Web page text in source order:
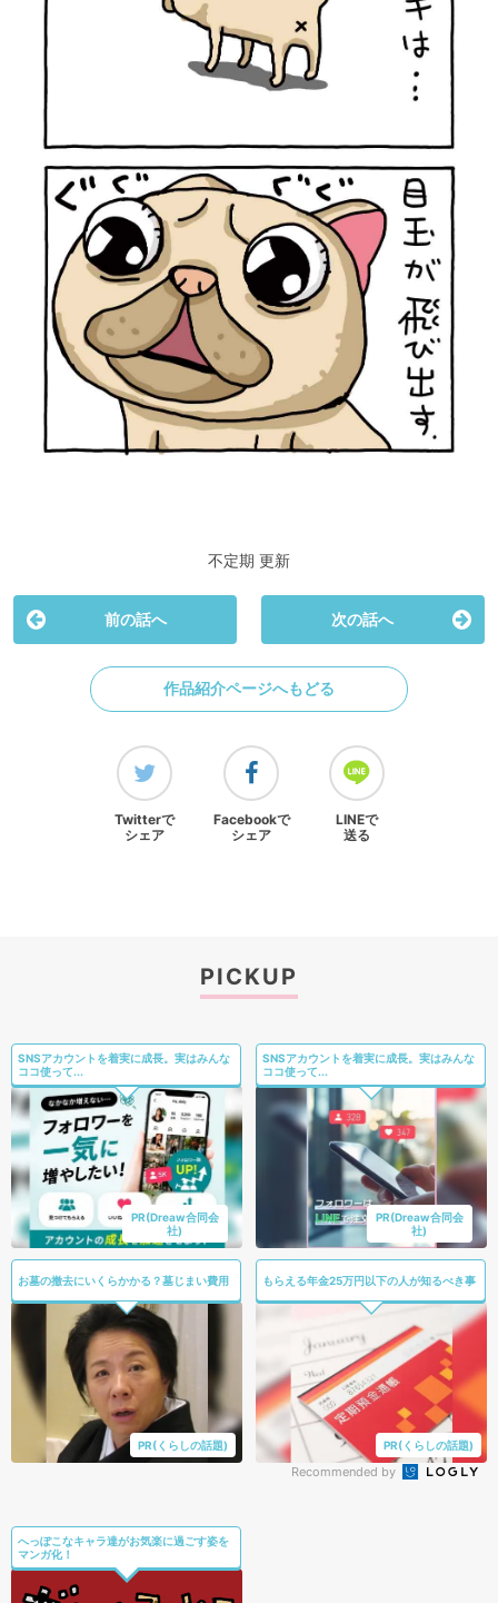
不定期 更新
前の話へ 次の話へ
作品紹介ページへもどる
Twitterで
シェア
Facebookで
シェア
LINEで
送る
PICKUP
SNSアカウントを着実に成長。実はみんな
ココ使って...
PR(Dreaw合同会
社)
SNSアカウントを着実に成長。実はみんな
ココ使って...
PR(Dreaw合同会
社)
お墓の撤去にいくらかかる？墓じまい費用
PR(くらしの話題)
もらえる年金25万円以下の人が知るべき事
PR(くらしの話題)
Recommended by
へっぽこなキャラ達がお気楽に過ごす姿を
マンガ化！